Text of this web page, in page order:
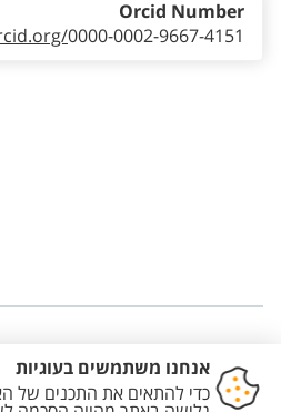
0000-0002-9667-4151
Orcid Number